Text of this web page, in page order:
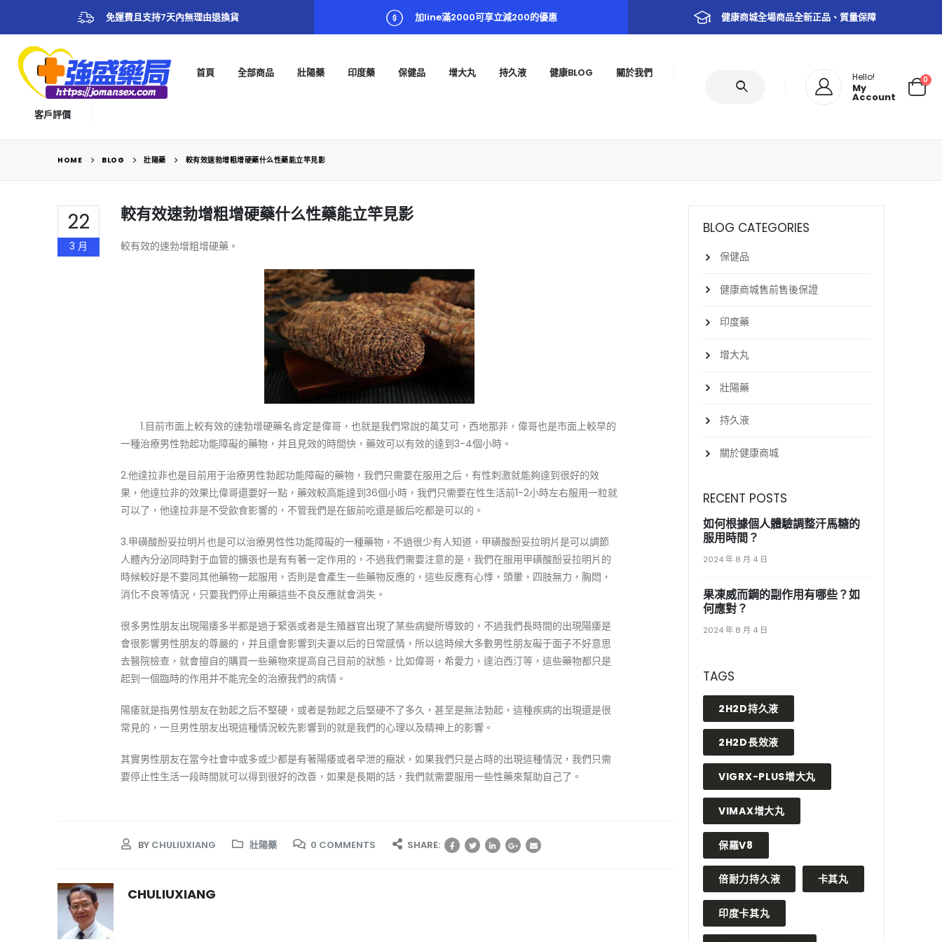
免運費且支持7天內無理由退換貨 加line滿2000可享立減200的優惠 健康商城全場商品全新正品、質量保障
首頁 全部商品 壯陽藥 印度藥 保健品 增大丸 持久液 健康BLOG 關於我們
客戶評價
Hello!
My
Account
0
HOME BLOG 壯陽藥 較有效速勃增粗增硬藥什么性藥能立竿見影
22
3 月
較有效速勃增粗增硬藥什么性藥能立竿見影
較有效的速勃增粗增硬藥。
1.目前市面上較有效的速勃增硬藥名肯定是偉哥，也就是我們常說的萬艾可，西地那非，偉哥也是市面上較早的
一種治療男性勃起功能障礙的藥物，并且見效的時間快，藥效可以有效的達到3-4個小時。
2.他達拉非也是目前用于治療男性勃起功能障礙的藥物，我們只需要在服用之后，有性刺激就能夠達到很好的效
果，他達拉非的效果比偉哥還要好一點，藥效較高能達到36個小時，我們只需要在性生活前1-2小時左右服用一粒就
可以了，他達拉非是不受飲食影響的，不管我們是在飯前吃還是飯后吃都是可以的。
3.甲磺酸酚妥拉明片也是可以治療男性性功能障礙的一種藥物，不過很少有人知道，甲磺酸酚妥拉明片是可以調節
人體內分泌同時對于血管的擴張也是有有著一定作用的，不過我們需要注意的是，我們在服用甲磺酸酚妥拉明片的
時候較好是不要同其他藥物一起服用，否則是會產生一些藥物反應的，這些反應有心悸，頭暈，四肢無力，胸悶，
消化不良等情況，只要我們停止用藥這些不良反應就會消失。
很多男性朋友出現陽痿多半都是過于緊張或者是生殖器官出現了某些病變所導致的，不過我們長時間的出現陽痿是
會很影響男性朋友的尊嚴的，并且還會影響到夫妻以后的日常感情，所以這時候大多數男性朋友礙于面子不好意思
去醫院檢查，就會擅自的購買一些藥物來提高自己目前的狀態，比如偉哥，希愛力，達泊西汀等，這些藥物都只是
起到一個臨時的作用并不能完全的治療我們的病情。
陽痿就是指男性朋友在勃起之后不堅硬，或者是勃起之后堅硬不了多久，甚至是無法勃起，這種疾病的出現還是很
常見的，一旦男性朋友出現這種情況較先影響到的就是我們的心理以及精神上的影響。
其實男性朋友在當今社會中或多或少都是有著陽痿或者早泄的癥狀，如果我們只是占時的出現這種情況，我們只需
要停止性生活一段時間就可以得到很好的改善，如果是長期的話，我們就需要服用一些性藥來幫助自己了。
BY CHULIUXIANG 壯陽藥 0 COMMENTS SHARE:
CHULIUXIANG
BLOG CATEGORIES
保健品
健康商城售前售後保證
印度藥
增大丸
壯陽藥
持久液
關於健康商城
RECENT POSTS
如何根據個人體驗調整汗馬糖的
服用時間？
2024 年 8 月 4 日
果凍威而鋼的副作用有哪些？如
何應對？
2024 年 8 月 4 日
TAGS
2H2D持久液
2H2D長效液
VIGRX-PLUS增大丸
VIMAX增大丸
保羅V8
倍耐力持久液 卡其丸
印度卡其丸